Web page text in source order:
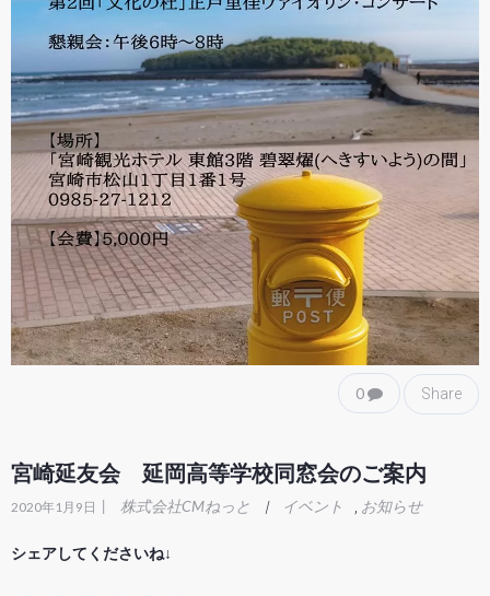
0 Share
宮崎延友会 延岡高等学校同窓会のご案内
2020年1月9日 株式会社CMねっと | イベント , お知らせ
シェアしてくださいね↓